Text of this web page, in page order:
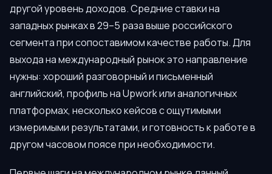
другой уровень доходов. Средние ставки на
западных рынках в 29–5 раза выше российского
сегмента при сопоставимом качестве работы. Для
выхода на международный рынок это направление
нужны: хороший разговорный и письменный
английский, профиль на Upwork или аналогичных
платформах, несколько кейсов с ощутимыми
измеримыми результатами, и готовность к работе в
другом часовом поясе при необходимости.